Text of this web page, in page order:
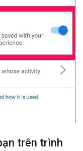
trên trình